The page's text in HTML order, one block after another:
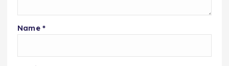
Name *